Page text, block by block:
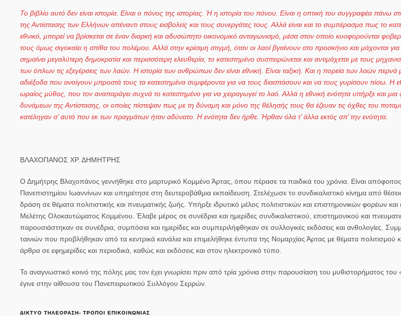
Το βιβλίο αυτό δεν είναι ιστορία. Είναι ο πόνος της ιστορίας. Ή η ιστορία του πόνου. Είναι η οπτική του συγγραφέα πάνω
της Αντίστασης των Ελλήνων απέναντι στους εισβολείς και τους συνεργάτες τους. Αλλά είναι και το συμπέρασμα πως το
εθνικό, μπορεί να βρίσκεται σε έναν διαρκή και αδυσώπητο οικονομικό ανταγωνισμό, μέσα στον οποίο κυοφορούνται
τους όμως σιγοκαίει η σπίθα του πολέμου. Αλλά στην κρίσιμη στιγμή, όταν οι λαοί βγαίνουν στο προσκήνιο και μάχονται
σημαίνει μεγαλύτερη δημοκρατία και περισσότερη ελευθερία, το κατεστημένο συσπειρώνεται και αντιμάχεται με τους
των όπλων τις εξεγέρσεις των λαών. Η ιστορία των ανθρώπων δεν είναι εθνική. Είναι ταξική. Και η πορεία των λαών
αδιέξοδα που ανοίγουν μπροστά τους τα κατεστημένα συμφέροντα για να τους διασπάσουν και να τους γυρίσουν πίσω. Η
ωραίος μύθος, που τον αναπαράγει συχνά το κατεστημένο για να χειραγωγεί το λαό. Αλλά η εθνική ενότητα υπήρξε και
δυνάμεων της Αντίστασης, οι οποίες πίστεψαν πως με τη δύναμη και μόνο της θέλησής τους θα έζευαν τις όχθες του
κατέληγαν σ’ αυτό που εκ των πραγμάτων ήταν αδύνατο. Η ενότητα δεν ήρθε. Ήρθαν όλα τ’ άλλα εκτός απ’ την ενότητα.
ΒΛΑΧΟΠΑΝΟΣ ΧΡ. ΔΗΜΗΤΡΗΣ
Ο Δημήτρης Βλαχοπάνος γεννήθηκε στο μαρτυρικό Κομμένο Άρτας, όπου πέρασε τα παιδικά του χρόνια. Είναι
Πανεπιστημίου Ιωαννίνων και υπηρέτησε στη δευτεροβάθμια εκπαίδευση. Στελέχωσε το συνδικαλιστικό κίνημα από
δράση σε θέματα πολιτιστικής και πνευματικής ζωής. Υπήρξε ιδρυτικό μέλος πολιτιστικών και επιστημονικών φορέων
Μελέτης Ολοκαυτώματος Κομμένου. Έλαβε μέρος σε συνέδρια και ημερίδες συνδικαλιστικού, επιστημονικού και
παρουσιάστηκαν σε συνέδρια, συμπόσια και ημερίδες και συμπεριλήφθηκαν σε συλλογικές εκδόσεις και ανθολογίες.
ταινιών που προβλήθηκαν από τα κεντρικά κανάλια και επιμελήθηκε έντυπα της Νομαρχίας Άρτας με θέματα πολιτισμού
άρθρα σε εφημερίδες και περιοδικά, καθώς και εκδόσεις και στον ηλεκτρονικό τύπο.
Το αναγνωστικό κοινό της πόλης μας τον έχει γνωρίσει πριν από τρία χρόνια στην παρουσίαση του μυθιστορήματος
έγινε στην αίθουσα του Πανεπειρωτικού Συλλόγου Σερρών.
ΔΙΚΤΥΟ ΤΗΛΕΟΡΑΣΗ- ΤΡΟΠΟΙ ΕΠΙΚΟΙΝΩΝΙΑΣ